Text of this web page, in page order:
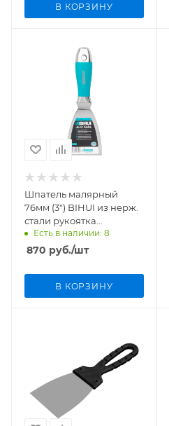
В КОРЗИНУ
Шпатель малярный
76мм (3") BIHUI из нерж.
стали рукоятка
эргономичная PTS3
Есть в наличии: 8
870 руб./шт
В КОРЗИНУ